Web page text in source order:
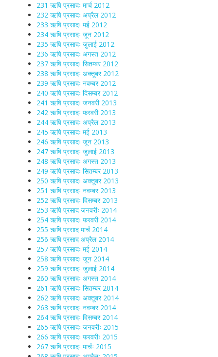
231 ऋषि प्रसादः मार्च 2012
232 ऋषि प्रसादः अप्रैल 2012
233 ऋषि प्रसादः मई 2012
234 ऋषि प्रसादः जून 2012
235 ऋषि प्रसादः जुलाई 2012
236 ऋषि प्रसादः अगस्त 2012
237 ऋषि प्रसादः सितम्बर 2012
238 ऋषि प्रसादः अक्तूबर 2012
239 ऋषि प्रसादः नवम्बर 2012
240 ऋषि प्रसादः दिसम्बर 2012
241 ऋषि प्रसादः जनवरी 2013
242 ऋषि प्रसादः फरवरी 2013
244 ऋषि प्रसादः अप्रैल 2013
245 ऋषि प्रसादः मई 2013
246 ऋषि प्रसादः जून 2013
247 ऋषि प्रसादः जुलाई 2013
248 ऋषि प्रसादः अगस्त 2013
249 ऋषि प्रसादः सितम्बर 2013
250 ऋषि प्रसादः अक्तूबर 2013
251 ऋषि प्रसादः नवम्बर 2013
252 ऋषि प्रसादः दिसम्बर 2013
253 ऋषि प्रसाद जनवरीः 2014
254 ऋषि प्रसादः फरवरी 2014
255 ऋषि प्रसाद मार्च 2014
256 ऋषि प्रसाद अप्रैल 2014
257 ऋषि प्रसादः मई 2014
258 ऋषि प्रसादः जून 2014
259 ऋषि प्रसादः जुलाई 2014
260 ऋषि प्रसादः अगस्त 2014
261 ऋषि प्रसादः सितम्बर 2014
262 ऋषि प्रसादः अक्तूबर 2014
263 ऋषि प्रसादः नवम्बर 2014
264 ऋषि प्रसादः दिसम्बर 2014
265 ऋषि प्रसादः जनवरीः 2015
266 ऋषि प्रसादः फरवरीः 2015
267 ऋषि प्रसादः मार्चः 2015